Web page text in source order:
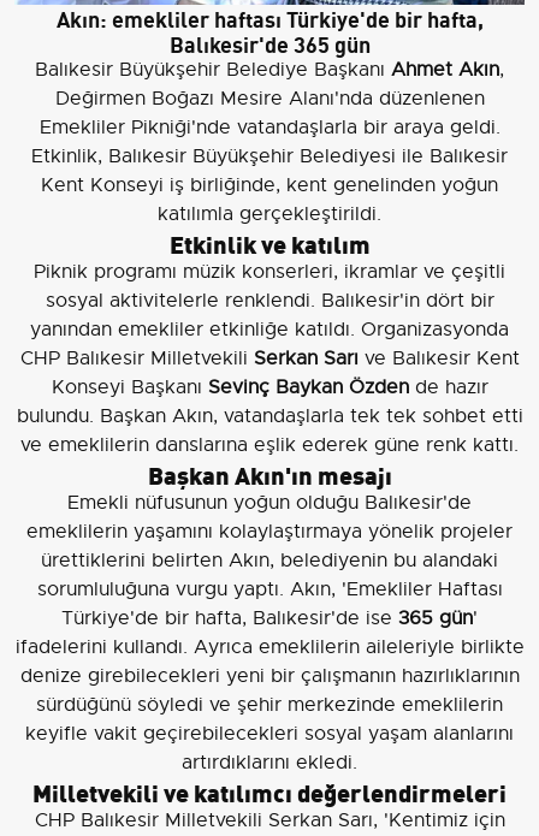
Akın: emekliler haftası Türkiye'de bir hafta,
Balıkesir'de 365 gün
Balıkesir Büyükşehir Belediye Başkanı Ahmet Akın,
Değirmen Boğazı Mesire Alanı'nda düzenlenen
Emekliler Pikniği'nde vatandaşlarla bir araya geldi.
Etkinlik, Balıkesir Büyükşehir Belediyesi ile Balıkesir
Kent Konseyi iş birliğinde, kent genelinden yoğun
katılımla gerçekleştirildi.
Etkinlik ve katılım
Piknik programı müzik konserleri, ikramlar ve çeşitli
sosyal aktivitelerle renklendi. Balıkesir'in dört bir
yanından emekliler etkinliğe katıldı. Organizasyonda
CHP Balıkesir Milletvekili Serkan Sarı ve Balıkesir Kent
Konseyi Başkanı Sevinç Baykan Özdende hazır
bulundu. Başkan Akın, vatandaşlarla tek tek sohbet etti
ve emeklilerin danslarına eşlik ederek güne renk kattı.
Başkan Akın'ın mesajı
Emekli nüfusunun yoğun olduğu Balıkesir'de
emeklilerin yaşamını kolaylaştırmaya yönelik projeler
ürettiklerini belirten Akın, belediyenin bu alandaki
sorumluluğuna vurgu yaptı. Akın, 'Emekliler Haftası
Türkiye'de bir hafta, Balıkesir'de ise 365 gün'
ifadelerini kullandı. Ayrıca emeklilerin aileleriyle birlikte
denize girebilecekleri yeni bir çalışmanın hazırlıklarının
sürdüğünü söyledi ve şehir merkezinde emeklilerin
keyifle vakit geçirebilecekleri sosyal yaşam alanlarını
artırdıklarını ekledi.
Milletvekili ve katılımcı değerlendirmeleri
CHP Balıkesir Milletvekili Serkan Sarı, 'Kentimiz için